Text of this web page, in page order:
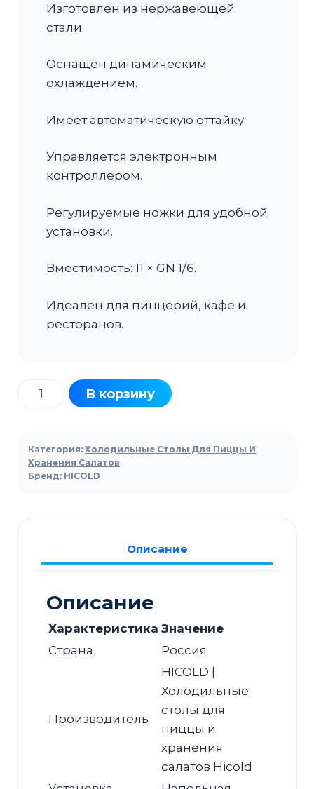
Изготовлен из нержавеющей
стали.
Оснащен динамическим
охлаждением.
Имеет автоматическую оттайку.
Управляется электронным
контроллером.
Регулируемые ножки для удобной
установки.
Вместимость: 11 × GN 1/6.
Идеален для пиццерий, кафе и
ресторанов.
Количество
товара
для
пиццы
HICOLD
113/GN
В корзину
Категория: Холодильные Столы Для Пиццы И
Хранения Салатов
Бренд: HICOLD
Описание
Описание
Характеристика Значение
Страна
Россия
Производитель
HICOLD |
Холодильные
столы для
пиццы и
хранения
салатов Hicold